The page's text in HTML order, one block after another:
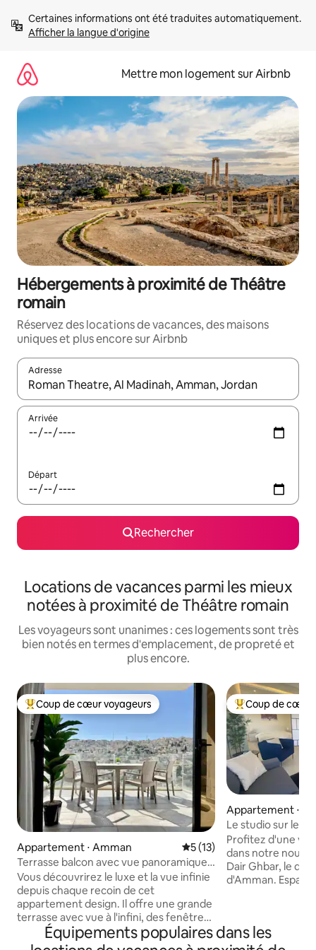
directement
Afficher la langue d'origine
Mettre mon logement sur Airbnb
Hébergements à proximité de Théâtre
romain
Réservez des locations de vacances, des maisons
uniques et plus encore sur Airbnb
Adresse
Lorsque les résultats s'affichent, utilisez les flèches vers le
Arrivée
Départ
Rechercher
Locations de vacances parmi les mieux
notées à proximité de Théâtre romain
Les voyageurs sont unanimes : ces logements sont très
bien notés en termes d'emplacement, de propreté et
plus encore.
Coups de cœur voyageurs les plus appréciés
Coup de cœur voyageurs
Appartement ⋅ Amman Évaluation moyenne sur la
5 (13)
Terrasse balcon avec vue panoramique,
appartement près du centre-ville
Vous découvrirez le luxe et la vue infinie
depuis chaque recoin de cet
appartement design. Il offre une grande
terrasse avec vue à l'infini, des fenêtres
insonorisées du plafond au sol. Chaque
lever et coucher du soleil sera un
Coups de cœur
Coup de cœur
Appartement ⋅
Le studio sur le
d'Amman
Profitez d'une
dans notre
Dair Ghbar, le
d'Amman.
Équipements
télévision
Équipements populaires dans les